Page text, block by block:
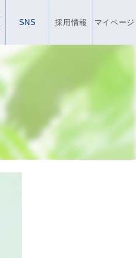
SNS 採用情報 マイページ